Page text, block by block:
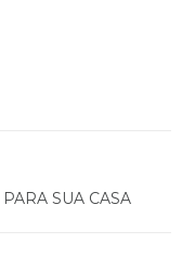
PARA SUA CASA